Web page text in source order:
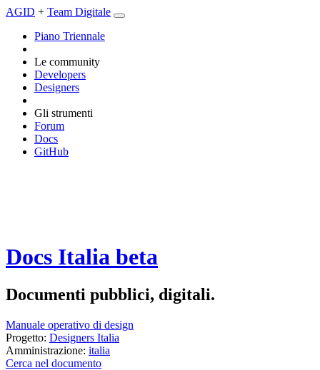
AGID + Team Digitale
Piano Triennale
Le community
Developers
Designers
Gli strumenti
Forum
Docs
GitHub
Docs Italia beta
Documenti pubblici, digitali.
Manuale operativo di design
Progetto: Designers Italia
Amministrazione: italia
Cerca nel documento